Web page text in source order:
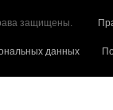
защищены.
данных